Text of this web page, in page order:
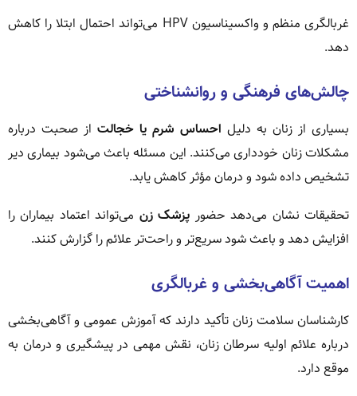
غربالگری منظم و واکسیناسیون HPV می‌تواند احتمال ابتلا را کاهش
دهد.
چالش‌های فرهنگی و روانشناختی
بسیاری از زنان به دلیل احساس شرم یا خجالتاز صحبت درباره
مشکلات زنان خودداری می‌کنند. این مسئله باعث می‌شود بیماری دیر
تشخیص داده شود و درمان مؤثر کاهش یابد.
تحقیقات نشان می‌دهد حضور پزشک زن می‌تواند اعتماد بیماران را
افزایش دهد و باعث شود سریع‌تر و راحت‌تر علائم را گزارش کنند.
اهمیت آگاهی‌بخشی و غربالگری
کارشناسان سلامت زنان تأکید دارند که آموزش عمومی و آگاهی‌بخشی
درباره علائم اولیه سرطان زنان، نقش مهمی در پیشگیری و درمان به
موقع دارد.